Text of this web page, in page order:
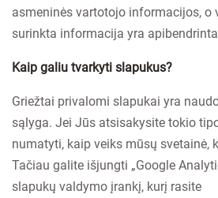
asmeninės vartotojo informacijos, o
surinkta informacija yra
Kaip galiu tvarkyti slapukus?
Griežtai privalomi slapukai yra
sąlyga. Jei Jūs atsisakysite tokio
numatyti, kaip veiks mūsų svetainė,
Tačiau galite išjungti „Google
slapukų valdymo įrankį, kurį rasite